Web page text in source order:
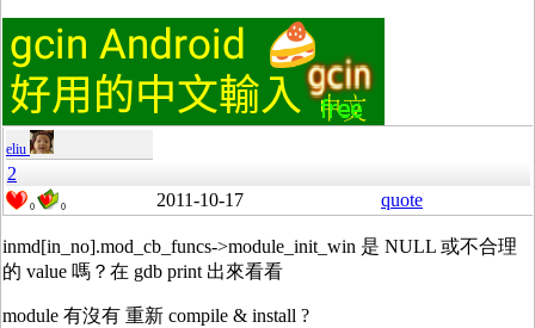
eliu
2
0 0 2011-10-17 quote
inmd[in_no].mod_cb_funcs->module_init_win 是 NULL 或不合理
的 value 嗎？在 gdb print 出來看看
module 有沒有 重新 compile & install ?